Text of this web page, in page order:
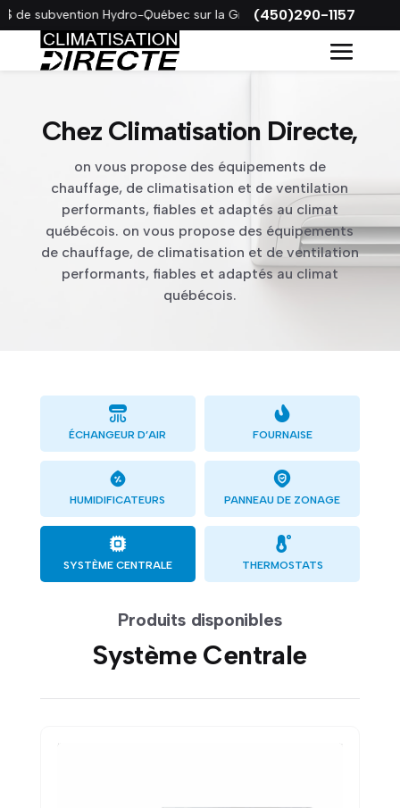
de subvention Hydro-Québec sur la Gree VITA !(450)290-1157
Chez Climatisation Directe,
on vous propose des équipements de
chauffage, de climatisation et de ventilation
performants, fiables et adaptés au climat
québécois. on vous propose des équipements
de chauffage, de climatisation et de ventilation
performants, fiables et adaptés au climat
québécois.
ÉCHANGEUR D’AIR FOURNAISE
HUMIDIFICATEURS PANNEAU DE ZONAGE
SYSTÈME CENTRALE THERMOSTATS
Produits disponibles
Système Centrale